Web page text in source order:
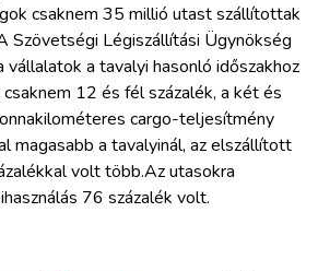
csaknem 35 millió utast szállítottak
Szövetségi Légiszállítási Ügynökség
a tavalyi hasonló időszakhoz
12 és fél százalék, a két és
cargo-teljesítmény
magasabb a tavalyinál, az elszállított
volt több.Az utasokra
76 százalék volt.